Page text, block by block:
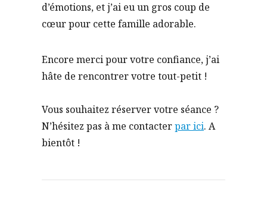
d’émotions, et j’ai eu un gros coup de
cœur pour cette famille adorable.
Encore merci pour votre confiance, j’ai
hâte de rencontrer votre tout-petit !
Vous souhaitez réserver votre séance ?
N’hésitez pas à me contacterpar ici. A
bientôt !